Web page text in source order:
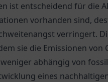
ist entscheidend für die
vorhanden sind,
verringert.
sie die Emissionen von
abhängig von
eines